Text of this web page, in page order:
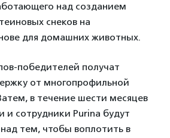
над созданием
снеков на
для домашних животных.
победителей получат
от многопрофильной
в течение шести месяцев
и сотрудники Purina будут
тем, чтобы воплотить в